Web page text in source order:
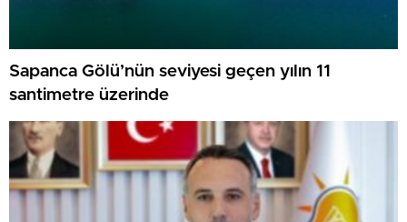
Sapanca Gölü’nün seviyesi geçen yılın 11
santimetre üzerinde